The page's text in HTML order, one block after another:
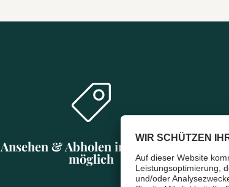
Ansehen & Abholen in München
möglich